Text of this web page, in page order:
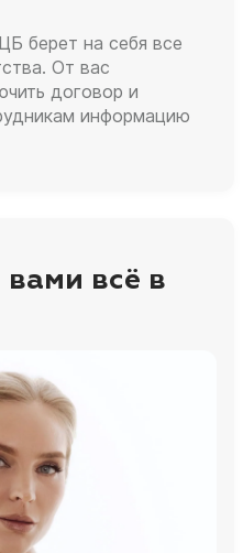
берет на себя все
От вас
договор и
информацию
всё в